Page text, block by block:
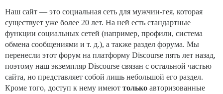
Наш сайт — это социальная сеть для мужчин-гея, которая
существует уже более 20 лет. На ней есть стандартные
функции социальных сетей (например, профили, система
обмена сообщениями и т. д.), а также раздел форума. Мы
перенесли этот форум на платформу Discourse пять лет назад,
поэтому наш экземпляр Discourse связан с остальной частью
сайта, но представляет собой лишь небольшой его раздел.
Кроме того, доступ к нему имеют только авторизованные